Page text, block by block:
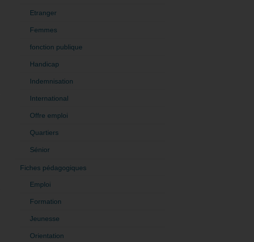
Etranger
Femmes
fonction publique
Handicap
Indemnisation
International
Offre emploi
Quartiers
Sénior
Fiches pédagogiques
Emploi
Formation
Jeunesse
Orientation